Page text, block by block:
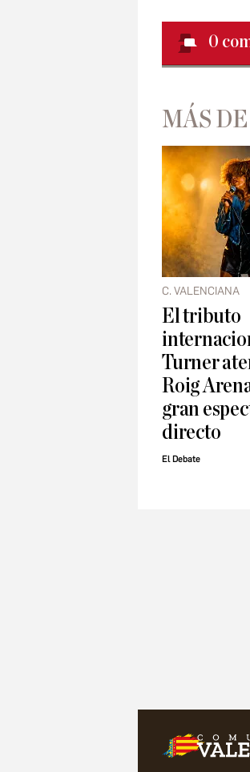
0
MÁS
C. VALENCIANA
El tributo
Turner
Roig
gran
directo
El Debate